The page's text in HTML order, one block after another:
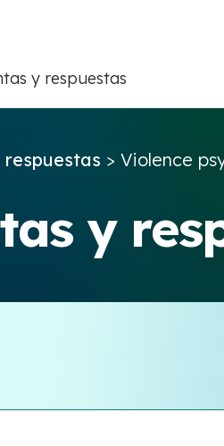
y respuestas
> Violence
y